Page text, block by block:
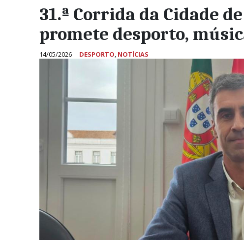
31.ª Corrida da Cidade
promete desporto,
14/05/2026 DESPORTO, NOTÍCIAS